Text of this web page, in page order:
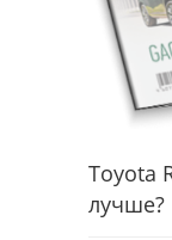
Toyota
лучше?